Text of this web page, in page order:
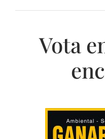
Vota